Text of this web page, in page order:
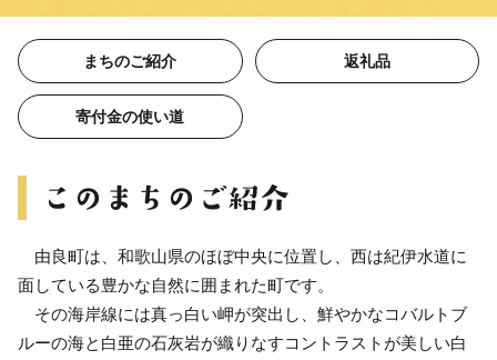
まちのご紹介 返礼品
寄付金の使い道
由良町は、和歌山県のほぼ中央に位置し、西は紀伊水道に
面している豊かな自然に囲まれた町です。
その海岸線には真っ白い岬が突出し、鮮やかなコバルトブ
ルーの海と白亜の石灰岩が織りなすコントラストが美しい白